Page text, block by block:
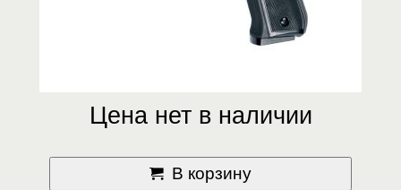
Цена нет в наличии
В корзину